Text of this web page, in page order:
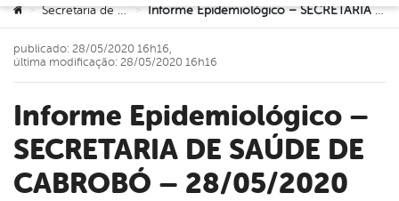
Você está aqui:
> Secretaria de Saúde > Informe Epidemiológico – SECRETARIA DE SAÚDE DE CABROBÓ – 28/05/2020
Informe Epidemiológico –
SECRETARIA DE SAÚDE DE
CABROBÓ – 28/05/2020
publicado: 28/05/2020 16h16,
última modificação: 28/05/2020 16h16